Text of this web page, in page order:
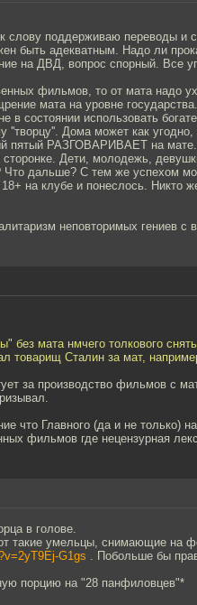
к слову поддерживаю переводы
быть адекватным. Надо ли
на ДВД, вопрос спорный. Все
фильмов, то от мата надо
мата на уровне
в состоянии использовать
''творцу''. Дома может как
пятый РАЗГОВАРИВАЕТ на мате.
Дети, молодежь,
дальше? С тем же успехом
на клубе и понеслось. Никто
неповторимых гениев
без мата нмчего толкового
товарищ Сталин за мат,
за производство фильмов с
что Главного (да и не только)
фильмов где нецензурная
в голове.
такие умельцы, снимающие на
G1gs . Побольше бы
порцию на "28 панфиловцев"*